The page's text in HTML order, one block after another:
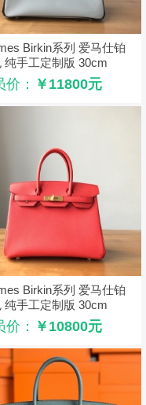
Birkin系列 爱马仕铂
纯手工定制版 30cm
皮 灰拼黑色
价： ￥11800元
Birkin系列 爱马仕铂
纯手工定制版 30cm
皮 西瓜红
价： ￥10800元